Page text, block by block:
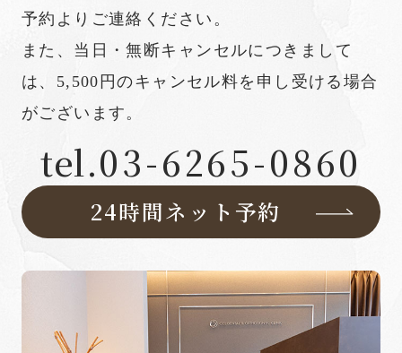
予約よりご連絡ください。
また、当日・無断キャンセルにつきまして
は、5,500円のキャンセル料を申し受ける場合
がございます。
tel.03-6265-0860
24時間ネット予約